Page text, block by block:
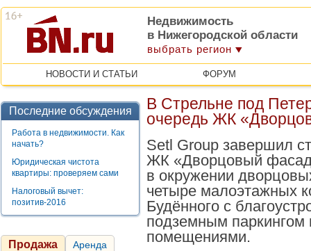
Недвижимость
в Нижегородской области
выбрать регион
НОВОСТИ И СТАТЬИ ФОРУМ
Последние обсуждения
Работа в недвижимости. Как
начать?
Юридическая чистота
квартиры: проверяем сами
Налоговый вычет:
позитив-2016
Продажа Аренда
В Стрельне под
очередь ЖК
Setl Group завершил
ЖК «Дворцовый
в окружении
четыре малоэтажных
Будённого с
подземным паркингом
помещениями.